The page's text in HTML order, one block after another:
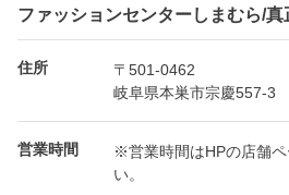
ファッションセンターしまむら/
住所
〒501-0462
岐阜県本巣市宗慶557-3
営業時間
※営業時間はHPの店舗ペ
い。